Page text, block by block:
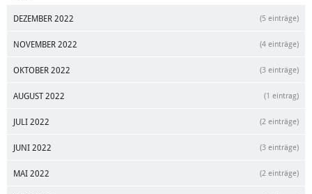
DEZEMBER 2022 (5 einträge)
NOVEMBER 2022 (4 einträge)
OKTOBER 2022 (3 einträge)
AUGUST 2022 (1 eintrag)
JULI 2022 (2 einträge)
JUNI 2022 (3 einträge)
MAI 2022 (2 einträge)